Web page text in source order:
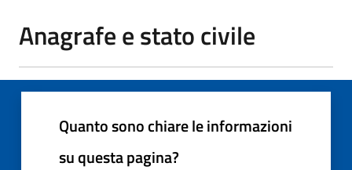
Anagrafe e stato civile
Quanto sono chiare le informazioni
su questa pagina?